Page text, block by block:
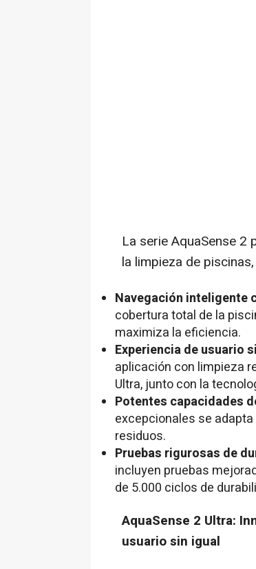
La serie AquaSense
la limpieza de
Navegación inteligente
cobertura total de la
maximiza la eficiencia.
Experiencia de usuario
aplicación con limpieza
Ultra, junto con la
Potentes capacidades
excepcionales se
residuos.
Pruebas rigurosas de
incluyen pruebas
de 5.000 ciclos de
AquaSense 2 Ultra:
usuario sin igual